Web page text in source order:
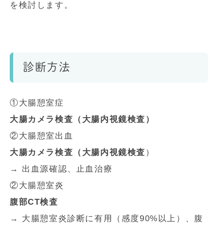
を検討します。
診断方法
①大腸憩室症
大腸カメラ検査（大腸内視鏡検査）
②大腸憩室出血
大腸カメラ検査（大腸内視鏡検査 ）
→ 出血源確認、止血治療
②大腸憩室炎
腹部CT検査
→ 大腸憩室炎診断に有用（感度90%以上）、腹